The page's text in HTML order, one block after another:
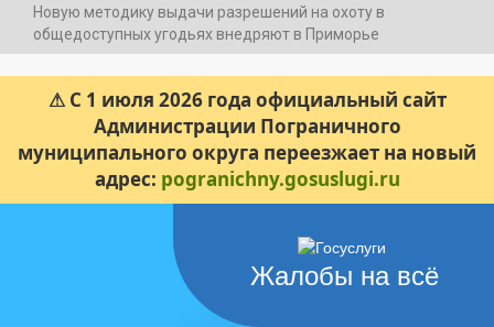
Новую методику выдачи разрешений на охоту в
общедоступных угодьях внедряют в Приморье
⚠ С 1 июля 2026 года официальный сайт
Администрации Пограничного
муниципального округа переезжает на новый
адрес: pogranichny.gosuslugi.ru
Жалобы на всё